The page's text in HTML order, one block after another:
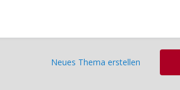
Neues Thema erstellen